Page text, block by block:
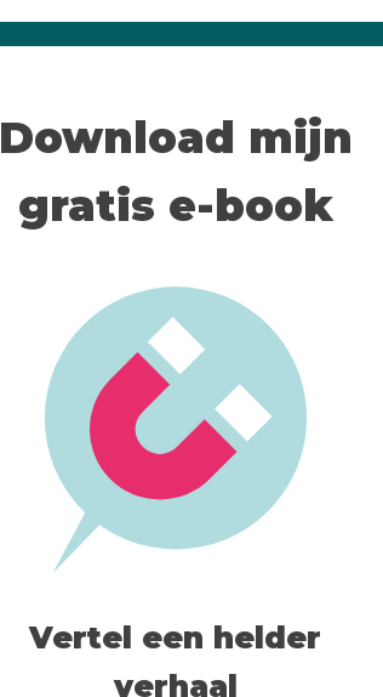
Download mijn
gratis e-book
Vertel een helder
verhaal